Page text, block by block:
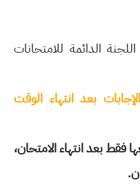
الدائمة للامتحانات
بعد انتهاء الوقت
فقط بعد انتهاء الامتحان،